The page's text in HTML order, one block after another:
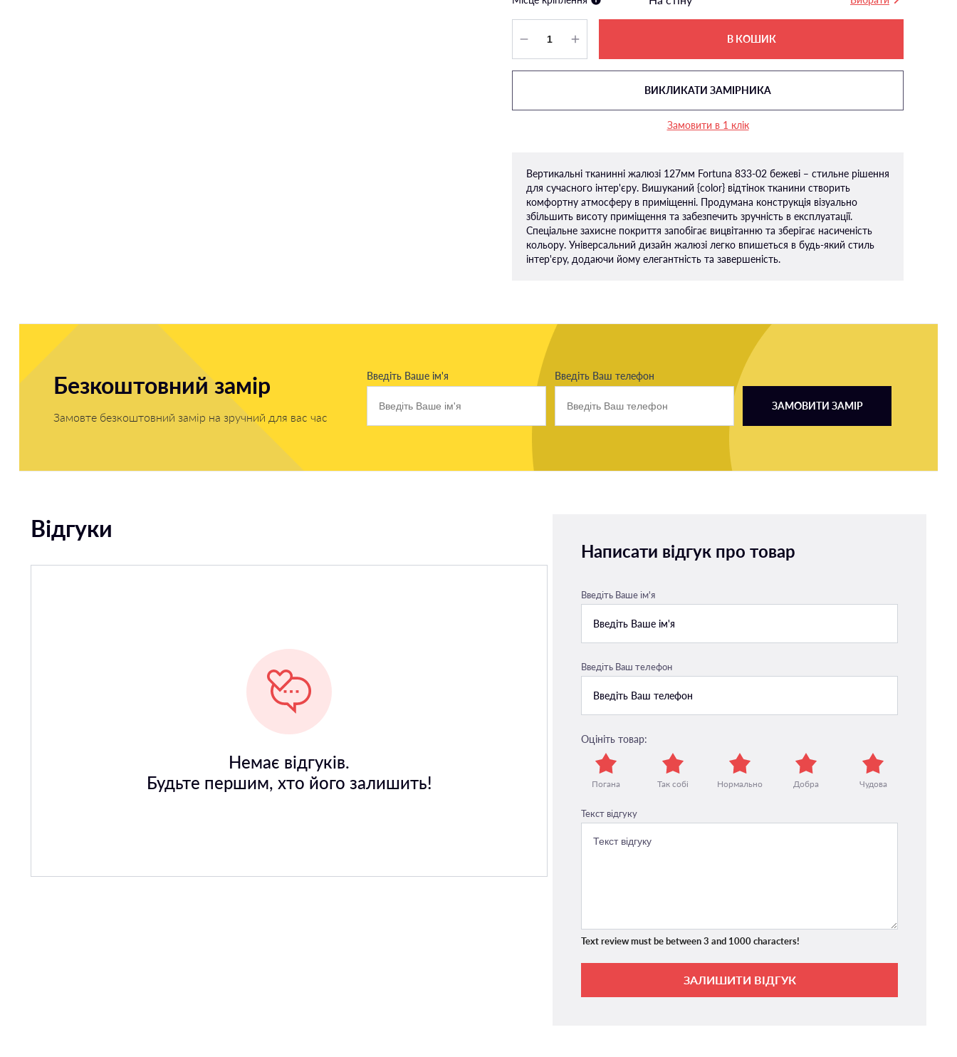
В КОШИК
ВИКЛИКАТИ ЗАМІРНИКА
Замовити в 1 клік
Вертикальні тканинні жалюзі 127мм Fortuna 833-02 бежеві – стильне рішення
для сучасного інтер'єру. Вишуканий {color} відтінок тканини створить
комфортну атмосферу в приміщенні. Продумана конструкція візуально
збільшить висоту приміщення та забезпечить зручність в експлуатації.
Спеціальне захисне покриття запобігає вицвітанню та зберігає насиченість
кольору. Універсальний дизайн жалюзі легко впишеться в будь-який стиль
інтер'єру, додаючи йому елегантність та завершеність.
Безкоштовний замір
Замовте безкоштовний замір на зручний для вас час
Введіть Ваше ім'я Введіть Ваш телефон
ЗАМОВИТИ ЗАМІР
Відгуки
Немає відгуків.
Будьте першим, хто його залишить!
Написати відгук про товар
Введіть Ваше ім'я
Введіть Ваш телефон
Оцініть товар:
Погана Так собі Нормально Добра Чудова
Текст відгуку
Text review must be between 3 and 1000 characters!
ЗАЛИШИТИ ВІДГУК